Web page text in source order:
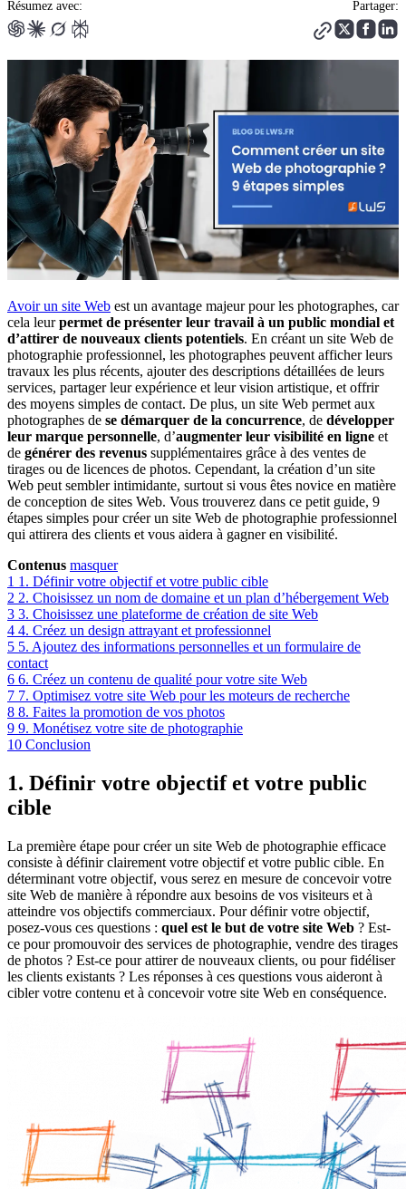
Résumez avec: Partager:
Avoir un site Web est un avantage majeur pour les photographes, car
cela leurpermet de présenter leur travail à un public mondial et
d’attirer de nouveaux clients potentiels. En créant un site Web de
photographie professionnel, les photographes peuvent afficher leurs
travaux les plus récents, ajouter des descriptions détaillées de leurs
services, partager leur expérience et leur vision artistique, et offrir
des moyens simples de contact. De plus, un site Web permet aux
photographes de se démarquer de la concurrence, de développer
leur marque personnelle, d’augmenter leur visibilité en ligne et
de générer des revenus supplémentaires grâce à des ventes de
tirages ou de licences de photos. Cependant, la création d’un site
Web peut sembler intimidante, surtout si vous êtes novice en matière
de conception de sites Web. Vous trouverez dans ce petit guide, 9
étapes simples pour créer un site Web de photographie professionnel
qui attirera des clients et vous aidera à gagner en visibilité.
Contenus masquer
1 1. Définir votre objectif et votre public cible
2 2. Choisissez un nom de domaine et un plan d’hébergement Web
3 3. Choisissez une plateforme de création de site Web
4 4. Créez un design attrayant et professionnel
5 5. Ajoutez des informations personnelles et un formulaire de
contact
6 6. Créez un contenu de qualité pour votre site Web
7 7. Optimisez votre site Web pour les moteurs de recherche
8 8. Faites la promotion de vos photos
9 9. Monétisez votre site de photographie
10 Conclusion
1. Définir votre objectif et votre public
cible
La première étape pour créer un site Web de photographie efficace
consiste à définir clairement votre objectif et votre public cible. En
déterminant votre objectif, vous serez en mesure de concevoir votre
site Web de manière à répondre aux besoins de vos visiteurs et à
atteindre vos objectifs commerciaux. Pour définir votre objectif,
posez-vous ces questions : quel est le but de votre site Web ? Est-
ce pour promouvoir des services de photographie, vendre des tirages
de photos ? Est-ce pour attirer de nouveaux clients, ou pour fidéliser
les clients existants ? Les réponses à ces questions vous aideront à
cibler votre contenu et à concevoir votre site Web en conséquence.